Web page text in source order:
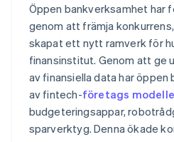
Öppen bankverksamhet har
genom att främja
skapat ett nytt ramverk för
finansinstitut. Genom att ge
av finansiella data har
av fintech-företags
budgeteringsappar,
sparverktyg. Denna ökade